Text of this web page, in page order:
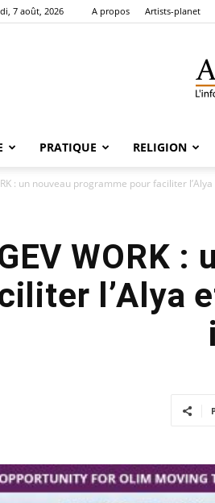
7 août, 2026 A propos Artists-planet
PRATIQUE RELIGION
: un nouveau programme pour faciliter
WORK
l’Alya